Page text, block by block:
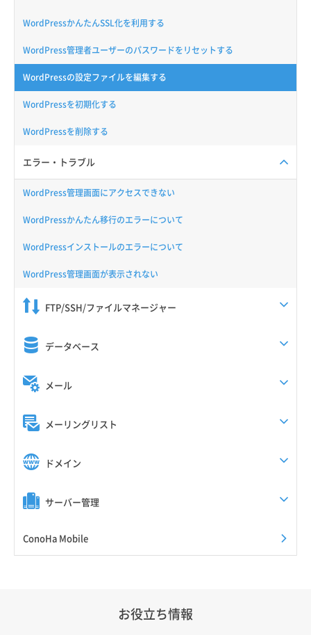
WordPressかんたんSSL化を利用する
WordPress管理者ユーザーのパスワードをリセットする
WordPressの設定ファイルを編集する
WordPressを初期化する
WordPressを削除する
エラー・トラブル
WordPress管理画面にアクセスできない
WordPressかんたん移行のエラーについて
WordPressインストールのエラーについて
WordPress管理画面が表示されない
FTP/SSH/ファイルマネージャー
データベース
メール
メーリングリスト
ドメイン
サーバー管理
ConoHa Mobile
お役立ち情報